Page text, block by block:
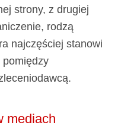
strony, z drugiej
rodzą
najczęściej stanowi
pomiędzy
mediach